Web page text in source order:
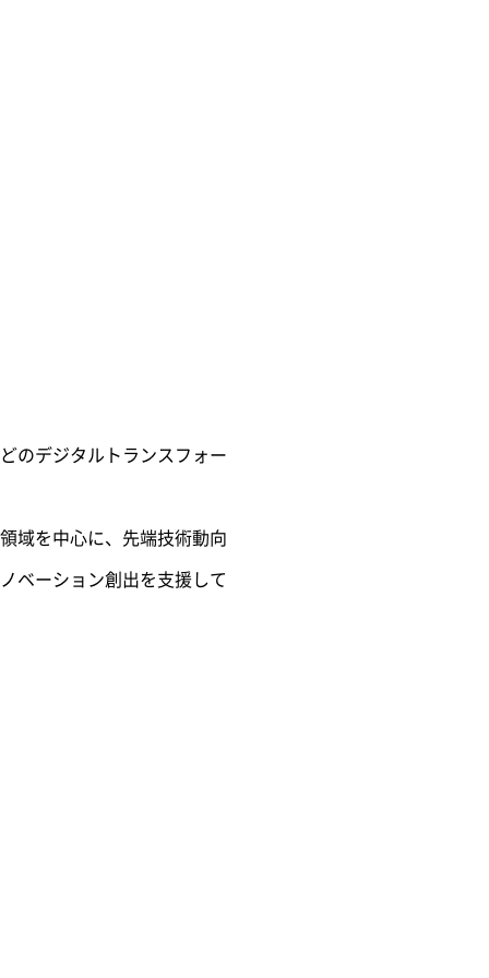
のデジタルトランスフォー
域を中心に、先端技術動向
ベーション創出を支援して